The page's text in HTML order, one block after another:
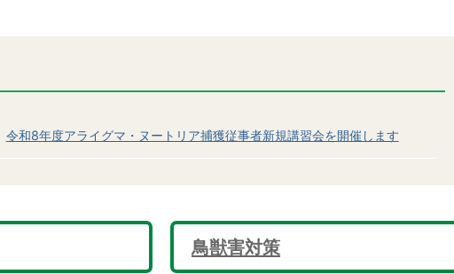
令和8年度アライグマ・ヌートリア捕獲従事者新規講習会を開催します
鳥獣害対策